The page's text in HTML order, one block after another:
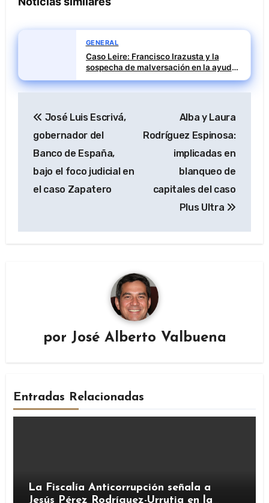
GENERAL
Caso Leire: Francisco Irazusta y la
sospecha de malversación en la ayuda
financiera a Tubos Reunidos
de
entradas
José Luis Escrivá,
gobernador del
Banco de España,
bajo el foco judicial en
el caso Zapatero
Alba y Laura
Rodríguez Espinosa:
implicadas en
blanqueo de
capitales del caso
Plus Ultra
por José Alberto Valbuena
Entradas Relacionadas
La Fiscalía Anticorrupción señala a
Jesús Pérez Rodríguez-Urrutia en la